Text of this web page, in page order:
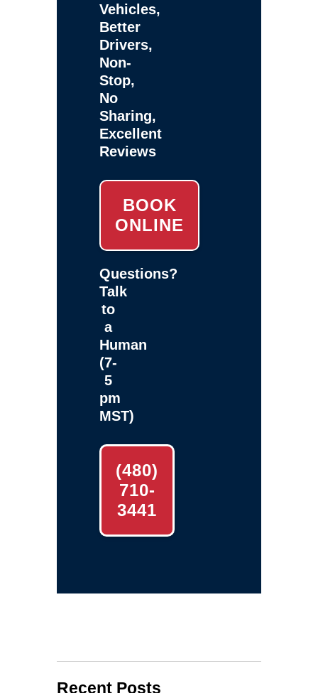
Vehicles,
Better
Drivers,
Non-
Stop,
No
Sharing,
Excellent
Reviews
BOOK
ONLINE
Questions?
Talk
to
a
Human
(7-
5
pm
MST)
(480)
710-
3441
Recent Posts